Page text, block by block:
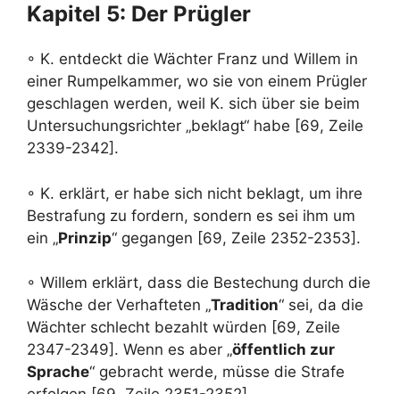
Kapitel 5: Der Prügler
◦ K. entdeckt die Wächter Franz und Willem in
einer Rumpelkammer, wo sie von einem Prügler
geschlagen werden, weil K. sich über sie beim
Untersuchungsrichter „beklagt“ habe [69, Zeile
2339-2342].
◦ K. erklärt, er habe sich nicht beklagt, um ihre
Bestrafung zu fordern, sondern es sei ihm um
ein „Prinzip“ gegangen [69, Zeile 2352-2353].
◦ Willem erklärt, dass die Bestechung durch die
Wäsche der Verhafteten „Tradition“ sei, da die
Wächter schlecht bezahlt würden [69, Zeile
2347-2349]. Wenn es aber „öffentlich zur
Sprache“ gebracht werde, müsse die Strafe